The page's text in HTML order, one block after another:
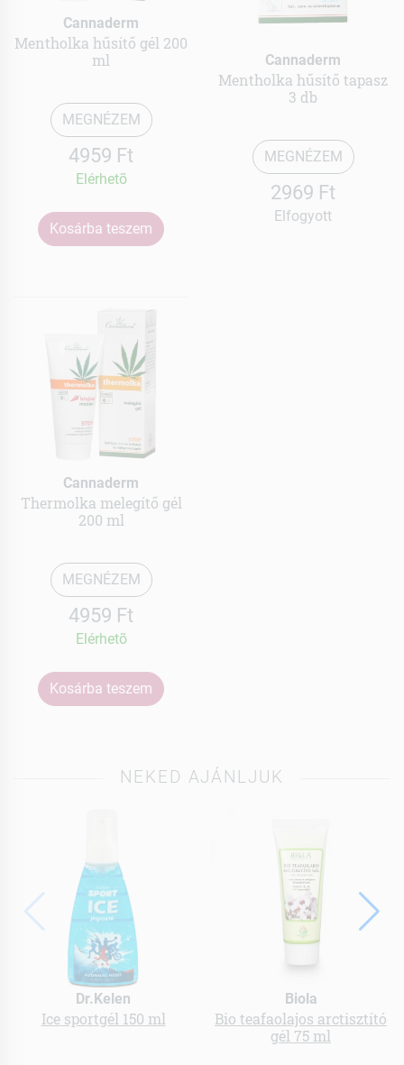
Cannaderm
Mentholka hűsítő gél 200
ml
MEGNÉZEM
4959 Ft
Elérhetõ
Kosárba teszem
Cannaderm
Mentholka hűsítő tapasz
3 db
MEGNÉZEM
2969 Ft
Elfogyott
Cannaderm
Thermolka melegítő gél
200 ml
MEGNÉZEM
4959 Ft
Elérhetõ
Kosárba teszem
NEKED AJÁNLJUK
Dr.Kelen
Ice sportgél 150 ml
Biola
Bio teafaolajos arctisztító
gél 75 ml